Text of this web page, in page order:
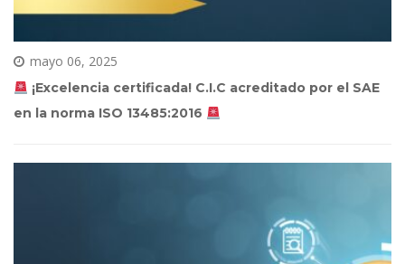
mayo 06, 2025
¡Excelencia certificada! C.I.C acreditado por el SAE
en la norma ISO 13485:2016